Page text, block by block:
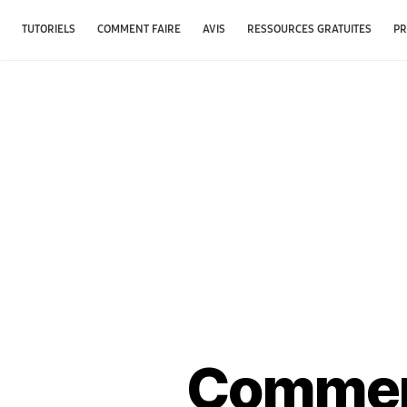
TUTORIELS COMMENT FAIRE AVIS RESSOURCES GRATUITES